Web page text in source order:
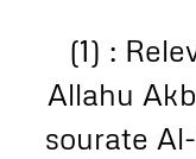
(1) :
Allahu
sourate